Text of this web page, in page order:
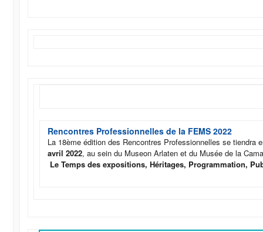
Rencontres Professionnelles de la FEMS 2022
La 18ème édition des Rencontres Professionnelles se tiendra
avril 2022, au sein du Museon Arlaten et du Musée de la
Le Temps des expositions, Héritages, Programmation,